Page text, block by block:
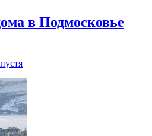
в Подмосковье